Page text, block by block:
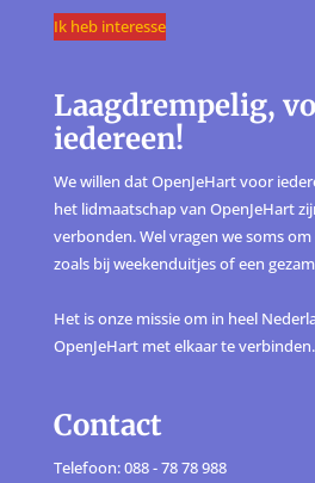
Ik heb interesse
Laagdrempelig,
iedereen!
We willen dat OpenJeHart voor
het lidmaatschap van OpenJeHart
verbonden. Wel vragen we soms
zoals bij weekenduitjes of een
Het is onze missie om in heel
OpenJeHart met elkaar te verbinden.
Contact
Telefoon: 088 - 78 78 988